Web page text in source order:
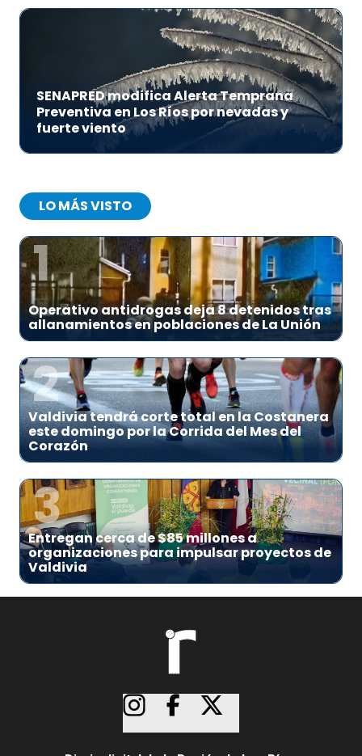
SENAPRED modifica Alerta Temprana
Preventiva en Los Ríos por nevadas y
fuerte viento
LO MÁS VISTO
1
Operativo antidrogas deja 8 detenidos tras
allanamientos en poblaciones de La Unión
2
Valdivia tendrá corte total en la Costanera
este domingo por la Corrida del Mes del
Corazón
3
Entregan cerca de $85 millones a
organizaciones para impulsar proyectos de
Valdivia